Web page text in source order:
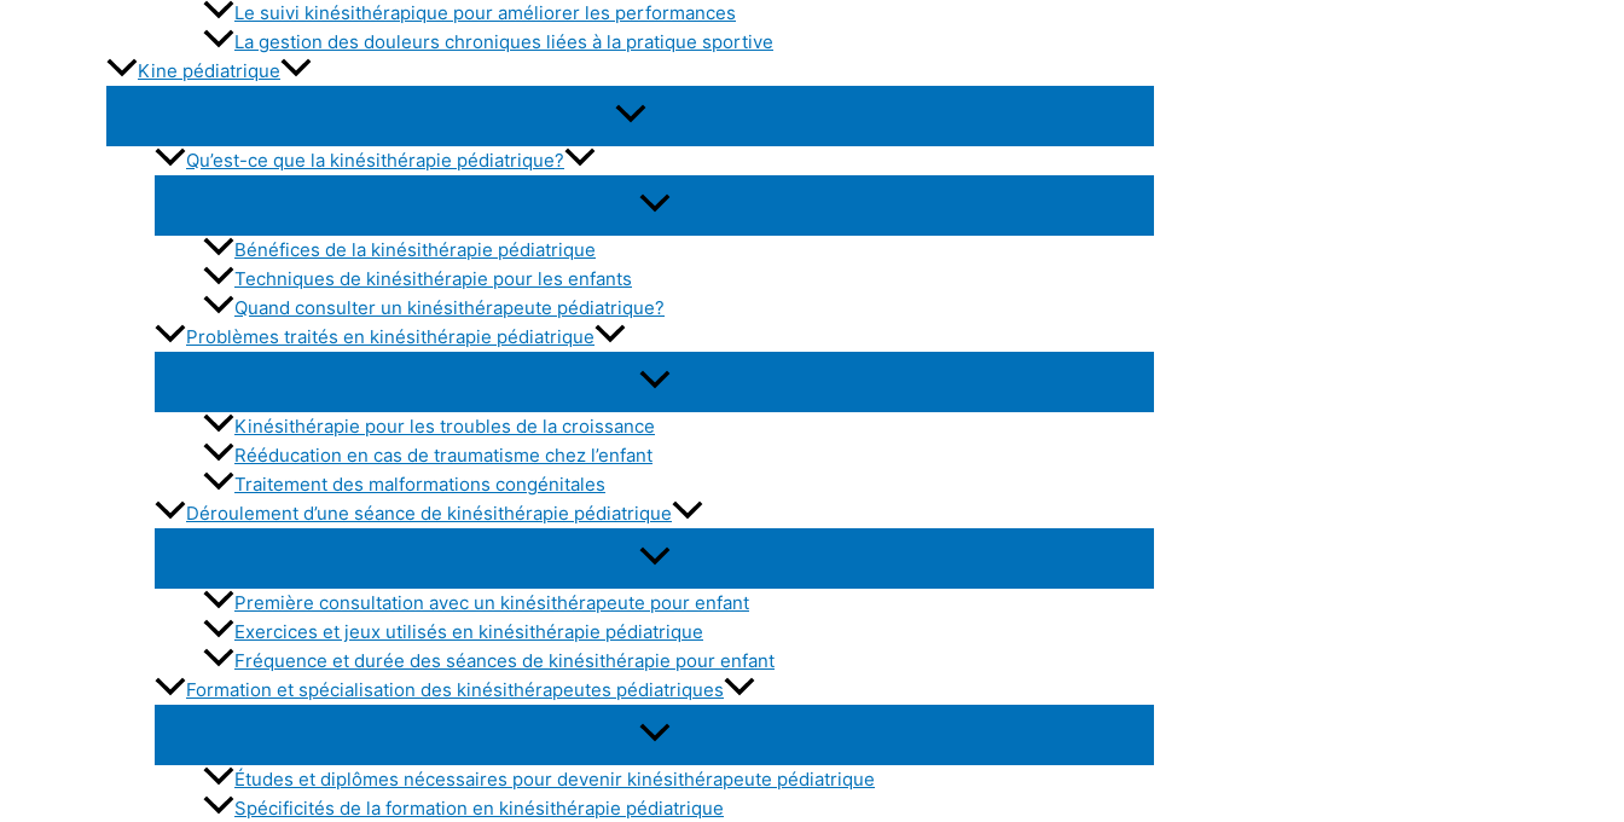
Le suivi kinésithérapique pour améliorer les performances
La gestion des douleurs chroniques liées à la pratique sportive
Kine pédiatrique
Qu’est-ce que la kinésithérapie pédiatrique?
Bénéfices de la kinésithérapie pédiatrique
Techniques de kinésithérapie pour les enfants
Quand consulter un kinésithérapeute pédiatrique?
Problèmes traités en kinésithérapie pédiatrique
Kinésithérapie pour les troubles de la croissance
Rééducation en cas de traumatisme chez l’enfant
Traitement des malformations congénitales
Déroulement d’une séance de kinésithérapie pédiatrique
Première consultation avec un kinésithérapeute pour enfant
Exercices et jeux utilisés en kinésithérapie pédiatrique
Fréquence et durée des séances de kinésithérapie pour enfant
Formation et spécialisation des kinésithérapeutes pédiatriques
Études et diplômes nécessaires pour devenir kinésithérapeute pédiatrique
Spécificités de la formation en kinésithérapie pédiatrique